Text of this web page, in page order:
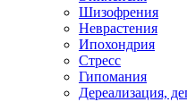
Шизофрения
Неврастения
Ипохондрия
Стресс
Гипомания
Дереализация,